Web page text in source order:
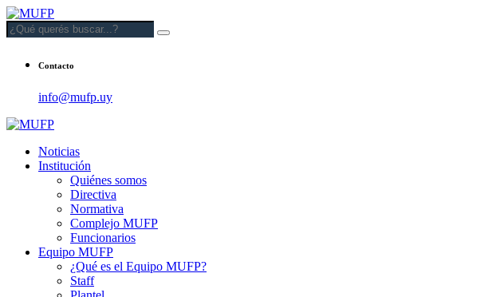
Contacto
info@mufp.uy
Noticias
Institución
Quiénes somos
Directiva
Normativa
Complejo MUFP
Funcionarios
Equipo MUFP
¿Qué es el Equipo MUFP?
Staff